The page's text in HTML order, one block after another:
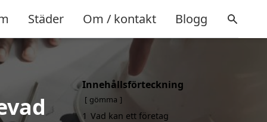
Städer Om / kontakt Blogg
Innehållsförteckning
gömma
1 Vad kan ett företag